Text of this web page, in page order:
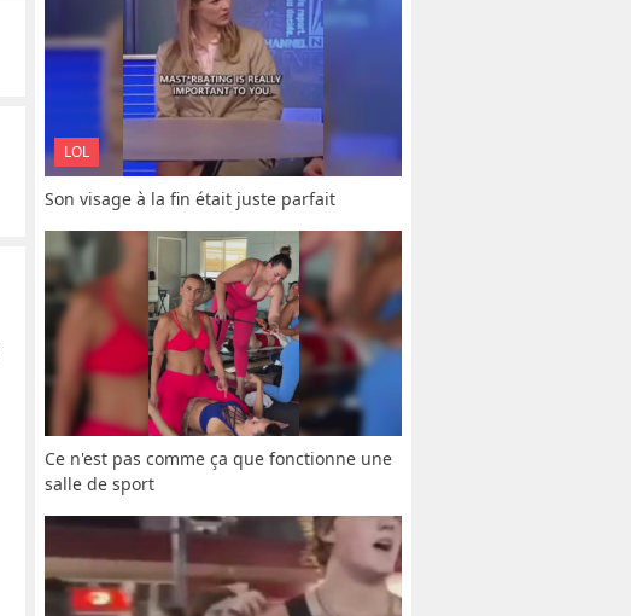
LOL
Son visage à la fin était juste parfait
Ce n'est pas comme ça que fonctionne une
salle de sport